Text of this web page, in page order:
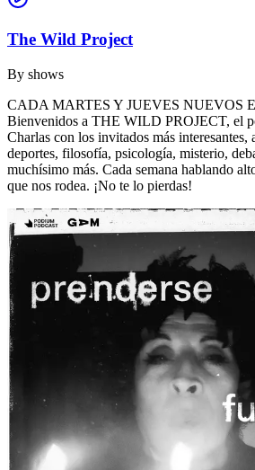
The Wild Project
By shows
CADA MARTES Y JUEVES NUEVOS
Bienvenidos a THE WILD PROJECT, el
Charlas con los invitados más interesantes,
deportes, filosofía, psicología, misterio,
muchísimo más. Cada semana hablando
que nos rodea. ¡No te lo pierdas!